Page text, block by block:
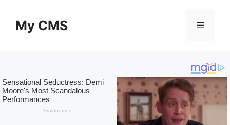
contentMy CMS Menu